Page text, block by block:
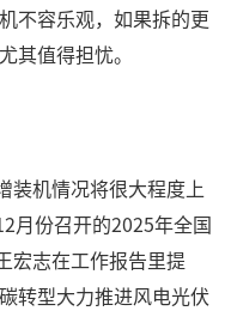
不容乐观，如果拆的更
其值得担忧。
装机情况将很大程度上
月份召开的2025年全国
宏志在工作报告里提
转型大力推进风电光伏